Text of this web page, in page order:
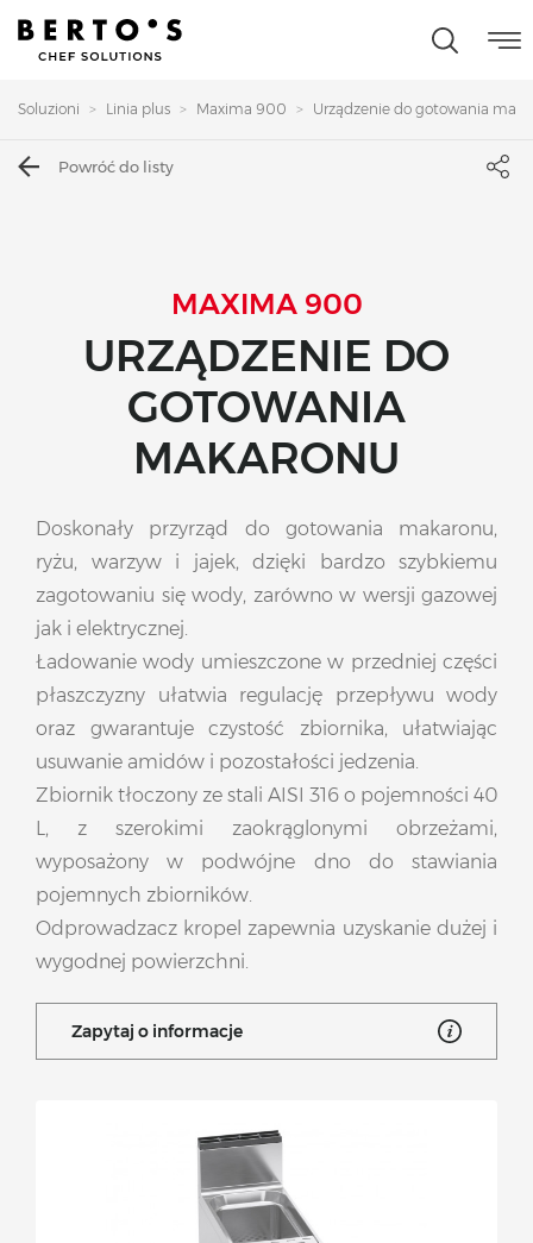
Soluzioni Linia plus Maxima 900 Urządzenie do gotowania
Powróć do listy
MAXIMA 900
URZĄDZENIE DO
GOTOWANIA
MAKARONU
Doskonały przyrząd do gotowania makaronu,
ryżu, warzyw i jajek, dzięki bardzo szybkiemu
zagotowaniu się wody, zarówno w wersji gazowej
jak i elektrycznej.
Ładowanie wody umieszczone w przedniej części
płaszczyzny ułatwia regulację przepływu wody
oraz gwarantuje czystość zbiornika, ułatwiając
usuwanie amidów i pozostałości jedzenia.
Zbiornik tłoczony ze stali AISI 316 o pojemności 40
L, z szerokimi zaokrąglonymi obrzeżami,
wyposażony w podwójne dno do stawiania
pojemnych zbiorników.
Odprowadzacz kropel zapewnia uzyskanie dużej i
wygodnej powierzchni.
Zapytaj o informacje